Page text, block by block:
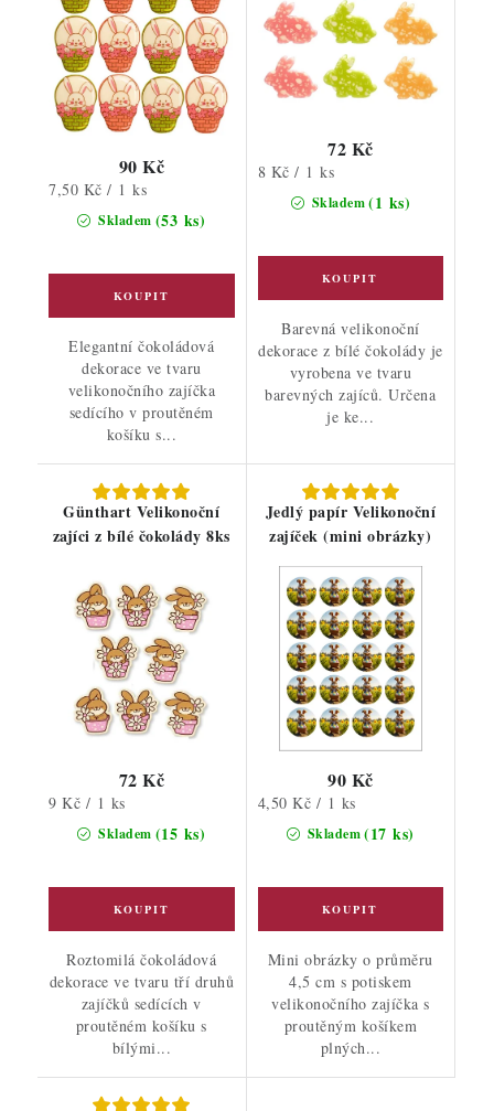
Skladem (53 ks)
90 Kč
Měrná
cena:
7,50 Kč / 1 ks
Elegantní čokoládová
dekorace ve tvaru
velikonočního zajíčka
sedícího v proutěném
košíku s...
Skladem(1 ks)
72 Kč
Měrná
8 Kč / 1 ks
Barevná velikonoční
dekorace z bílé čokolády je
vyrobena ve tvaru
barevných zajíců. Určena
je ke...
Günthart Velikonoční
zajíci z bílé čokolády 8ks
Skladem (15 ks)
72 Kč
Měrná
cena:
9 Kč / 1 ks
Roztomilá čokoládová
dekorace ve tvaru tří druhů
zajíčků sedících v
proutěném košíku s
bílými...
Jedlý papír Velikonoční
zajíček (mini obrázky)
Skladem(17 ks)
90 Kč
Měrná
cena:
4,50 Kč / 1 ks
Mini obrázky o průměru
4,5 cm s potiskem
velikonočního zajíčka s
proutěným košíkem
plných...